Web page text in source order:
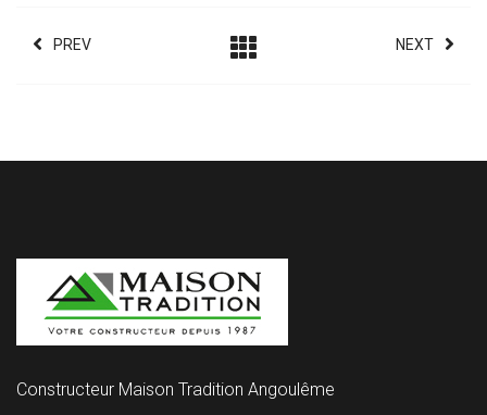
PREV NEXT
Constructeur Maison Tradition Angoulême